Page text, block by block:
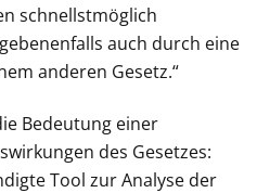
schnellstmöglich
auch durch eine
anderen Gesetz.“
Bedeutung einer
des Gesetzes:
Tool zur Analyse der